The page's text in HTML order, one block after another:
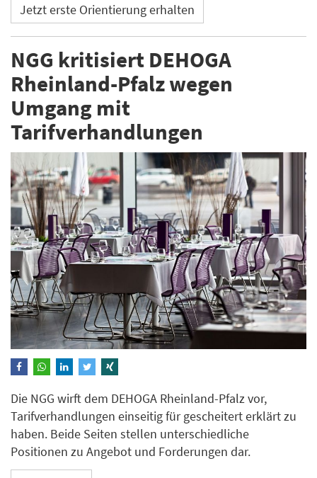
Jetzt erste Orientierung erhalten
NGG kritisiert DEHOGA
Rheinland-Pfalz wegen
Umgang mit
Tarifverhandlungen
Die NGG wirft dem DEHOGA Rheinland-Pfalz vor,
Tarifverhandlungen einseitig für gescheitert erklärt zu
haben. Beide Seiten stellen unterschiedliche
Positionen zu Angebot und Forderungen dar.